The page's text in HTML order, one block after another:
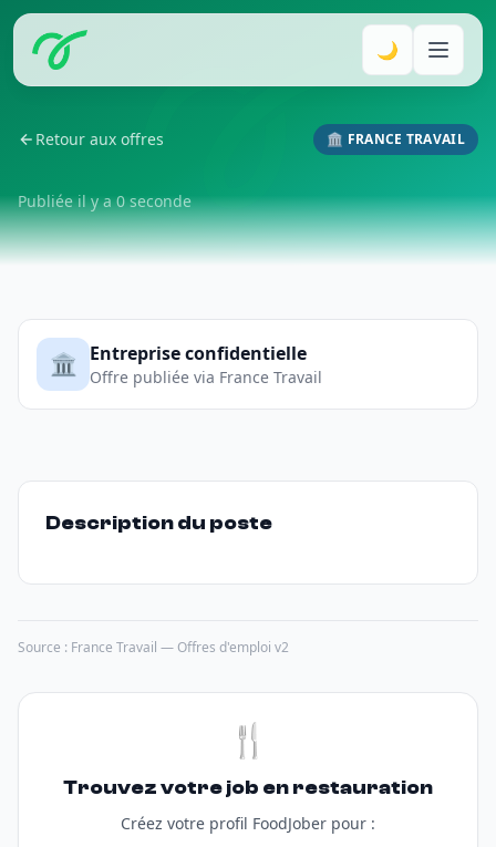
🌙
Retour aux offres 🏛️ FRANCE TRAVAIL
Publiée il y a 0 seconde
🏛️ Entreprise confidentielle
Offre publiée via France Travail
Description du poste
Source : France Travail — Offres d'emploi v2
🍴
Trouvez votre job en restauration
Créez votre profil FoodJober pour :